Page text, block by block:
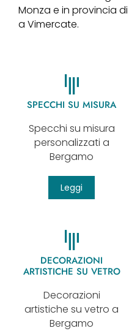
Monza e in provincia
a Vimercate.
SPECCHI SU MISURA
Specchi su misura
personalizzati a
Bergamo
Leggi
DECORAZIONI
ARTISTICHE SU VETRO
Decorazioni
artistiche su vetro a
Bergamo